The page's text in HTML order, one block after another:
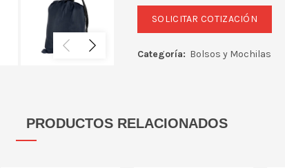
Categoría: Bolsos y Mochilas
PRODUCTOS RELACIONADOS